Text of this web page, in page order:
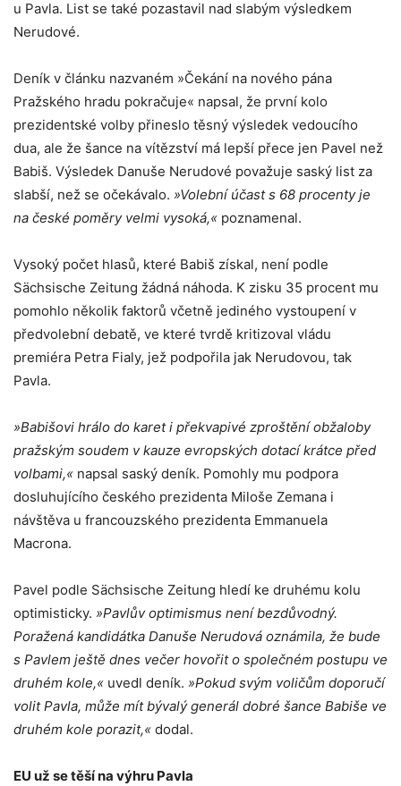
u Pavla. List se také pozastavil nad slabým výsledkem
Nerudové.
Deník v článku nazvaném »Čekání na nového pána
Pražského hradu pokračuje« napsal, že první kolo
prezidentské volby přineslo těsný výsledek vedoucího
dua, ale že šance na vítězství má lepší přece jen Pavel než
Babiš. Výsledek Danuše Nerudové považuje saský list za
slabší, než se očekávalo. »Volební účast s 68 procenty je
na české poměry velmi vysoká,« poznamenal.
Vysoký počet hlasů, které Babiš získal, není podle
Sächsische Zeitung žádná náhoda. K zisku 35 procent mu
pomohlo několik faktorů včetně jediného vystoupení v
předvolební debatě, ve které tvrdě kritizoval vládu
premiéra Petra Fialy, jež podpořila jak Nerudovou, tak
Pavla.
»Babišovi hrálo do karet i překvapivé zproštění obžaloby
pražským soudem v kauze evropských dotací krátce před
volbami,« napsal saský deník. Pomohly mu podpora
dosluhujícího českého prezidenta Miloše Zemana i
návštěva u francouzského prezidenta Emmanuela
Macrona.
Pavel podle Sächsische Zeitung hledí ke druhému kolu
optimisticky. »Pavlův optimismus není bezdůvodný.
Poražená kandidátka Danuše Nerudová oznámila, že bude
s Pavlem ještě dnes večer hovořit o společném postupu ve
druhém kole,« uvedl deník. »Pokud svým voličům doporučí
volit Pavla, může mít bývalý generál dobré šance Babiše ve
druhém kole porazit,« dodal.
EU už se těší na výhru Pavla